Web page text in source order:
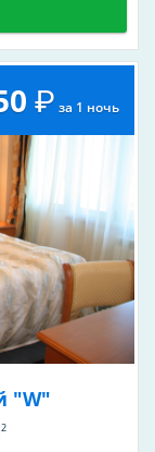
за 1 ночь
"W"
2